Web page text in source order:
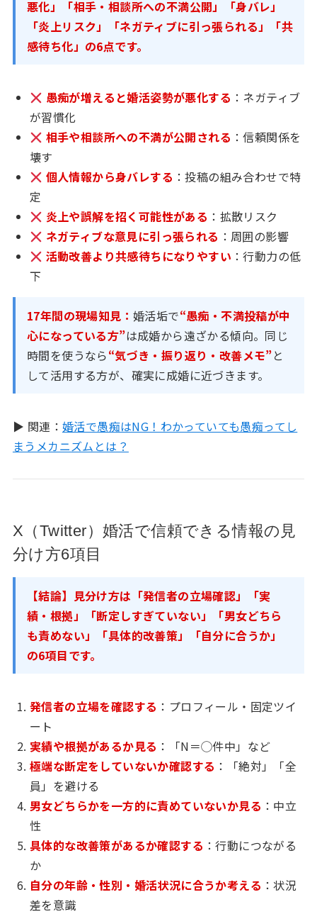
悪化」「相手・相談所への不満公開」「身バレ」
「炎上リスク」「ネガティブに引っ張られる」「共
感待ち化」の6点です。
愚痴が増えると婚活姿勢が悪化する ：ネガティブ
が習慣化
相手や相談所への不満が公開される ：信頼関係を
壊す
個人情報から身バレする ：投稿の組み合わせで特
定
炎上や誤解を招く可能性がある ：拡散リスク
ネガティブな意見に引っ張られる ：周囲の影響
活動改善より共感待ちになりやすい ：行動力の低
下
17年間の現場知見： 婚活垢で“愚痴・不満投稿が中
心になっている方”は成婚から遠ざかる傾向。同じ
時間を使うなら“気づき・振り返り・改善メモ”と
して活用する方が、確実に成婚に近づきます。
▶ 関連： 婚活で愚痴はNG！わかっていても愚痴ってし
まうメカニズムとは？
X（Twitter）婚活で信頼できる情報の見
分け方6項目
【結論】見分け方は「発信者の立場確認」「実
績・根拠」「断定しすぎていない」「男女どちら
も責めない」「具体的改善策」「自分に合うか」
の6項目です。
発信者の立場を確認する ：プロフィール・固定ツイ
ート
実績や根拠があるか見る ：「N＝◯件中」など
極端な断定をしていないか確認する ：「絶対」「全
員」を避ける
男女どちらかを一方的に責めていないか見る ：中立
性
具体的な改善策があるか確認する ：行動につながる
か
自分の年齢・性別・婚活状況に合うか考える ：状況
差を意識